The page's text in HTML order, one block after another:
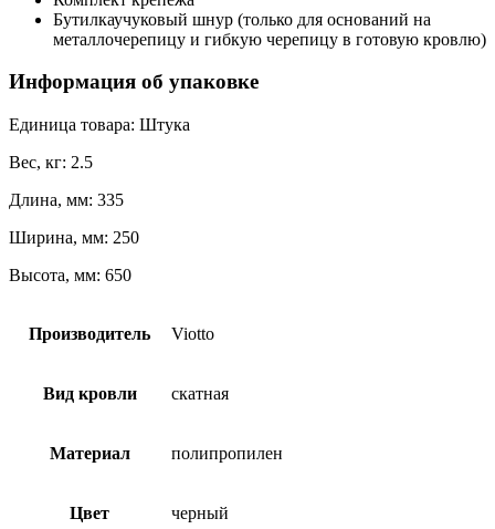
Бутилкаучуковый шнур (только для оснований на
металлочерепицу и гибкую черепицу в готовую кровлю)
Информация об упаковке
Единица товара: Штука
Вес, кг: 2.5
Длина, мм: 335
Ширина, мм: 250
Высота, мм: 650
Производитель Viotto
Вид кровли скатная
Материал полипропилен
Цвет черный